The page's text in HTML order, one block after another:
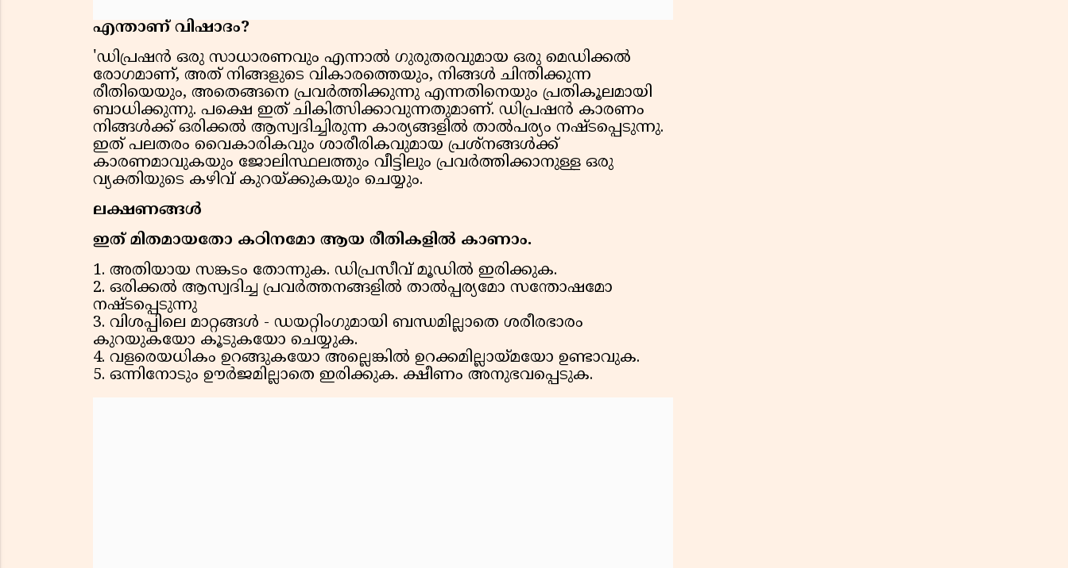
എന്താണ് വിഷാദം?
'ഡിപ്രഷൻ ഒരു സാധാരണവും എന്നാൽ ഗുരുതരവുമായ ഒരു മെഡിക്കൽ
രോഗമാണ്, അത് നിങ്ങളുടെ വികാരത്തെയും, നിങ്ങൾ ചിന്തിക്കുന്ന
രീതിയെയും, അതെങ്ങനെ പ്രവർത്തിക്കുന്നു എന്നതിനെയും പ്രതികൂലമായി
ബാധിക്കുന്നു. പക്ഷെ ഇത് ചികിത്സിക്കാവുന്നതുമാണ്. ഡിപ്രഷൻ കാരണം
നിങ്ങൾക്ക് ഒരിക്കൽ ആസ്വദിച്ചിരുന്ന കാര്യങ്ങളിൽ താൽപര്യം നഷ്ടപ്പെടുന്നു.
ഇത് പലതരം വൈകാരികവും ശാരീരികവുമായ പ്രശ്‌നങ്ങൾക്ക്
കാരണമാവുകയും ജോലിസ്ഥലത്തും വീട്ടിലും പ്രവർത്തിക്കാനുള്ള ഒരു
വ്യക്തിയുടെ കഴിവ് കുറയ്ക്കുകയും ചെയ്യും.
ലക്ഷണങ്ങൾ
ഇത് മിതമായതോ കഠിനമോ ആയ രീതികളിൽ കാണാം.
1. അതിയായ സങ്കടം തോന്നുക. ഡിപ്രസീവ് മൂഡിൽ ഇരിക്കുക.
2. ഒരിക്കൽ ആസ്വദിച്ച പ്രവർത്തനങ്ങളിൽ താൽപ്പര്യമോ സന്തോഷമോ
നഷ്ടപ്പെടുന്നു
3. വിശപ്പിലെ മാറ്റങ്ങൾ - ഡയറ്റിംഗുമായി ബന്ധമില്ലാതെ ശരീരഭാരം
കുറയുകയോ കൂടുകയോ ചെയ്യുക.
4. വളരെയധികം ഉറങ്ങുകയോ അല്ലെങ്കിൽ ഉറക്കമില്ലായ്മയോ ഉണ്ടാവുക.
5. ഒന്നിനോടും ഊർജമില്ലാതെ ഇരിക്കുക. ക്ഷീണം അനുഭവപ്പെടുക.